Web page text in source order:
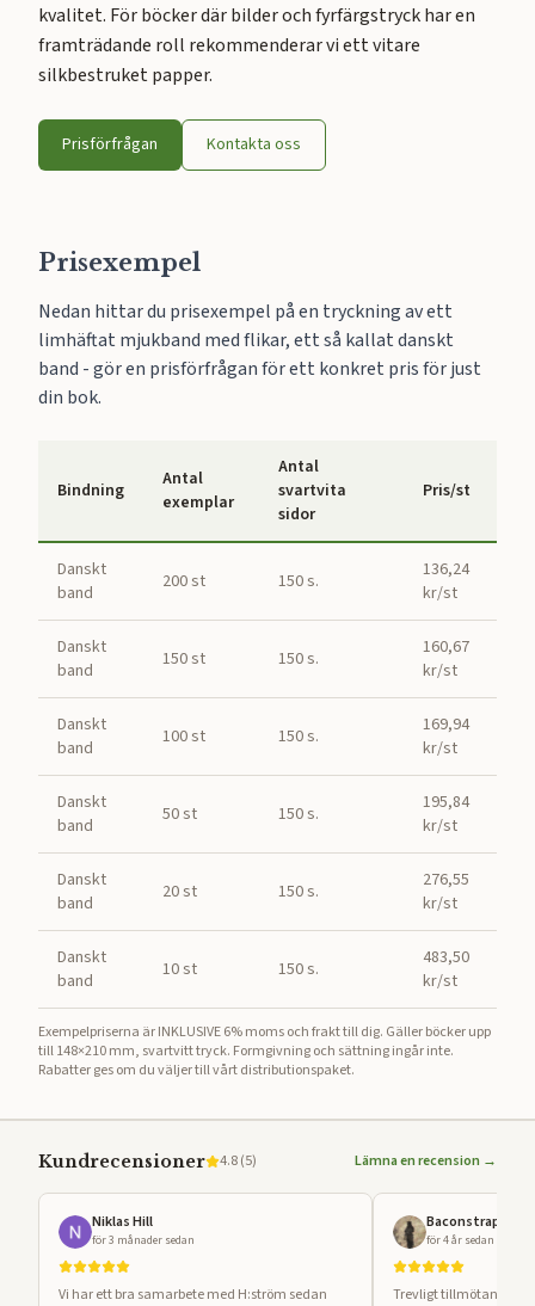
kvalitet. För böcker där bilder och fyrfärgstryck har en
framträdande roll rekommenderar vi ett vitare
silkbestruket papper.
Prisförfrågan Kontakta oss
Prisexempel
Nedan hittar du prisexempel på en tryckning av ett
limhäftat mjukband med flikar, ett så kallat danskt
band - gör en prisförfrågan för ett konkret pris för just
din bok.
Bindning
Antal
exemplar
Antal
svartvita
sidor
Pris/st
Danskt
band
200 st 150 s.
136,24
kr/st
Danskt
band
150 st 150 s.
160,67
kr/st
Danskt
band
100 st 150 s.
169,94
kr/st
Danskt
band
50 st 150 s.
195,84
kr/st
Danskt
band
20 st 150 s.
276,55
kr/st
Danskt
band
10 st 150 s.
483,50
kr/st
Exempelpriserna är INKLUSIVE 6% moms och frakt till dig. Gäller böcker upp
till 148×210 mm, svartvitt tryck. Formgivning och sättning ingår inte.
Rabatter ges om du väljer till vårt distributionspaket.
Kundrecensioner 4.8(5) Lämna en recension →
Niklas Hill
för 3 månader sedan
Vi har ett bra samarbete med H:ström sedan
Baconstrap B
för 4 år sedan
Trevligt tillmötande